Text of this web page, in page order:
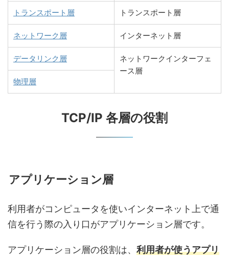
トランスポート層 トランスポート層
ネットワーク層 インターネット層
データリンク層
ネットワークインターフェ
ース層
物理層
TCP/IP 各層の役割
アプリケーション層
利用者がコンピュータを使いインターネット上で通
信を行う際の入り口がアプリケーション層です。
アプリケーション層の役割は、 利用者が使うアプリ